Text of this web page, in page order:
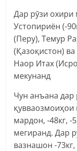
Дар рӯзи
Устопириён (-
(Перу), Темур
(Қазоқистон)
Наор Итах
мекунанд
Чун анъана дар
қувваозмоиҳои
мардон, -48кг, -
мегиранд. Дар
вазнашон -